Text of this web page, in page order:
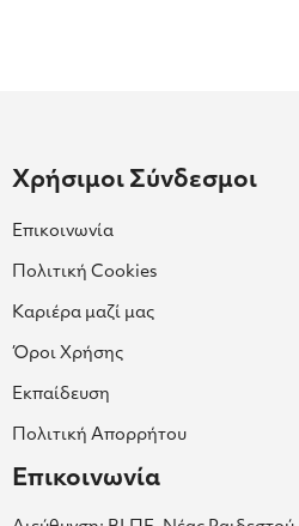
Χρήσιμοι Σύνδεσμοι
Επικοινωνία
Πολιτική Cookies
Καριέρα μαζί μας
Όροι Χρήσης
Εκπαίδευση
Πολιτική Απορρήτου
Επικοινωνία